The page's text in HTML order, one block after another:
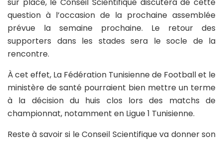
sur place, le Conseil Scientifique discutera de cette
question à l’occasion de la prochaine assemblée
prévue la semaine prochaine. Le retour des
supporters dans les stades sera le socle de la
rencontre.
À cet effet, La Fédération Tunisienne de Football et le
ministère de santé pourraient bien mettre un terme
à la décision du huis clos lors des matchs de
championnat, notamment en Ligue 1 Tunisienne.
Reste à savoir si le Conseil Scientifique va donner son